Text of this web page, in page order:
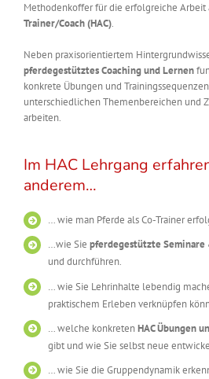
Methodenkoffer für die erfolgreiche Arbeit
Trainer/Coach (HAC).
Neben praxisorientiertem
pferdegestütztes Coaching und Lernen
konkrete Übungen und
unterschiedlichen Themenbereichen und
arbeiten.
Im HAC Lehrgang
anderem…
… wie man Pferde als Co-Trainer
…wie Siepferdegestützte Seminare
und durchführen.
… wie Sie Lehrinhalte lebendig
praktischem Erleben verknüpfen
… welche konkretenHAC Übungen
gibt und wie Sie selbst neue
… wie Sie die Gruppendynamik